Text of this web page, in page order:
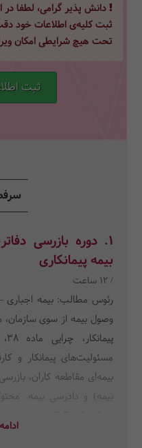
دانش پذیر گرامی، لطفا
ثبت کلیه‌ی اطلاعات خود
تحت هیچ شرایطی امکان
ثبت
1. دوره بازرسی
بیمه پیمانکاری
/ 12 ساعت
رئوس مطالب: بیمه اجباری –
وصول بیمه از سوی سازمان،
مسئولیت‌های پیمانکار و
بیمه‌ای مقاطعه کاران،
بیمه) و دادرسی بیمه.